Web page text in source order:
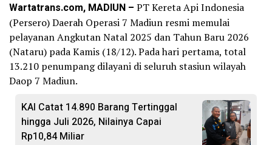
Wartatrans.com, MADIUN – PT Kereta Api Indonesia
(Persero) Daerah Operasi 7 Madiun resmi memulai
pelayanan Angkutan Natal 2025 dan Tahun Baru 2026
(Nataru) pada Kamis (18/12). Pada hari pertama, total
13.210 penumpang dilayani di seluruh stasiun wilayah
Daop 7 Madiun.
KAI Catat 14.890 Barang Tertinggal
hingga Juli 2026, Nilainya Capai
Rp10,84 Miliar